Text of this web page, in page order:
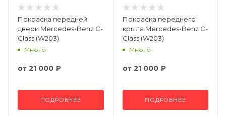
Покраска передней
двери Mercedes-Benz C-
Class (W203)
Много
от 21 000 ₽
ПОДРОБНЕЕ
Покраска переднего
крыла Mercedes-Benz C-
Class (W203)
Много
от 21 000 ₽
ПОДРОБНЕЕ